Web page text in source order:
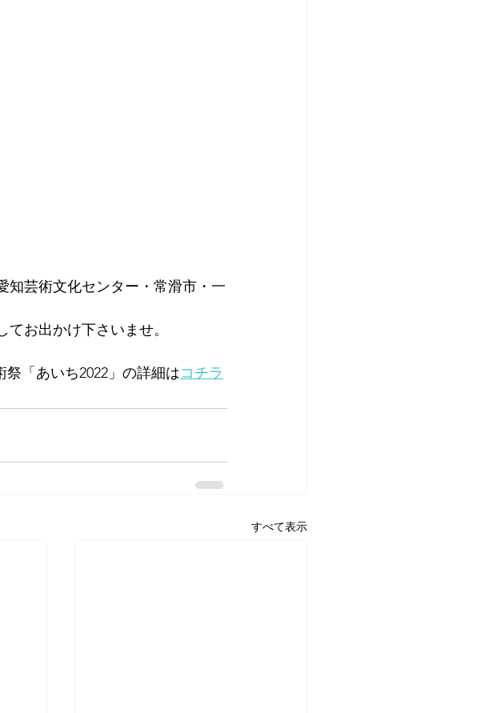
知芸術文化センター・常滑市・一
お出かけ下さいませ。
「あいち2022」の詳細はコチラ
すべて表示